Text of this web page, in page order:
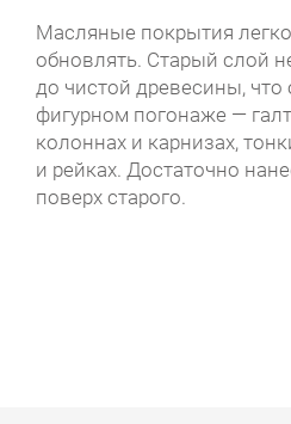
Масляные покрытия
обновлять. Старый слой
до чистой древесины,
фигурном погонаже —
колоннах и карнизах,
и рейках. Достаточно
поверх старого.